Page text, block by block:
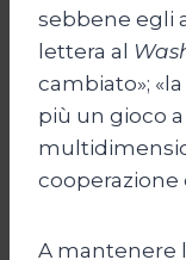
sebbene egli
lettera al
cambiato»;
più un gioco
cooperazione
A mantenere